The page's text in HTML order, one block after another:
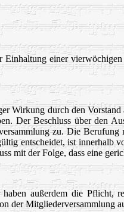
einer
Wirkung durch den
Der Beschluss über den
zu. Die
entscheidet, ist
mit der Folge, dass eine
außerdem die Pflicht,
Mitgliederversammlung